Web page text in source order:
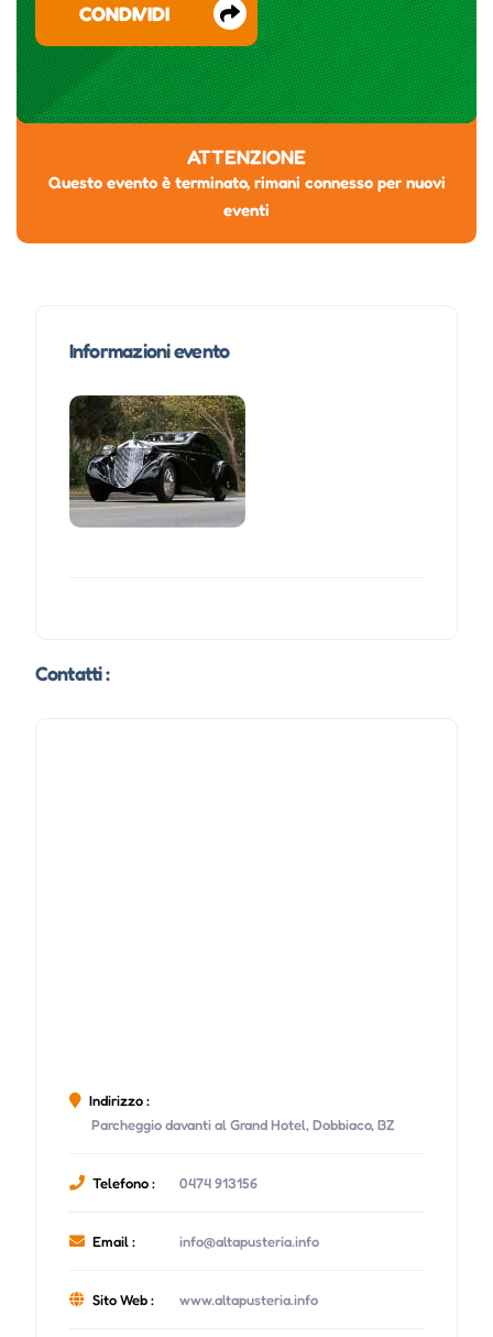
CONDIVIDI
ATTENZIONE
Questo evento è terminato, rimani connesso per nuovi
eventi
Informazioni evento
Contatti :
Indirizzo :
Parcheggio davanti al Grand Hotel, Dobbiaco, BZ
Telefono : 0474 913156
Email : info@altapusteria.info
Sito Web : www.altapusteria.info